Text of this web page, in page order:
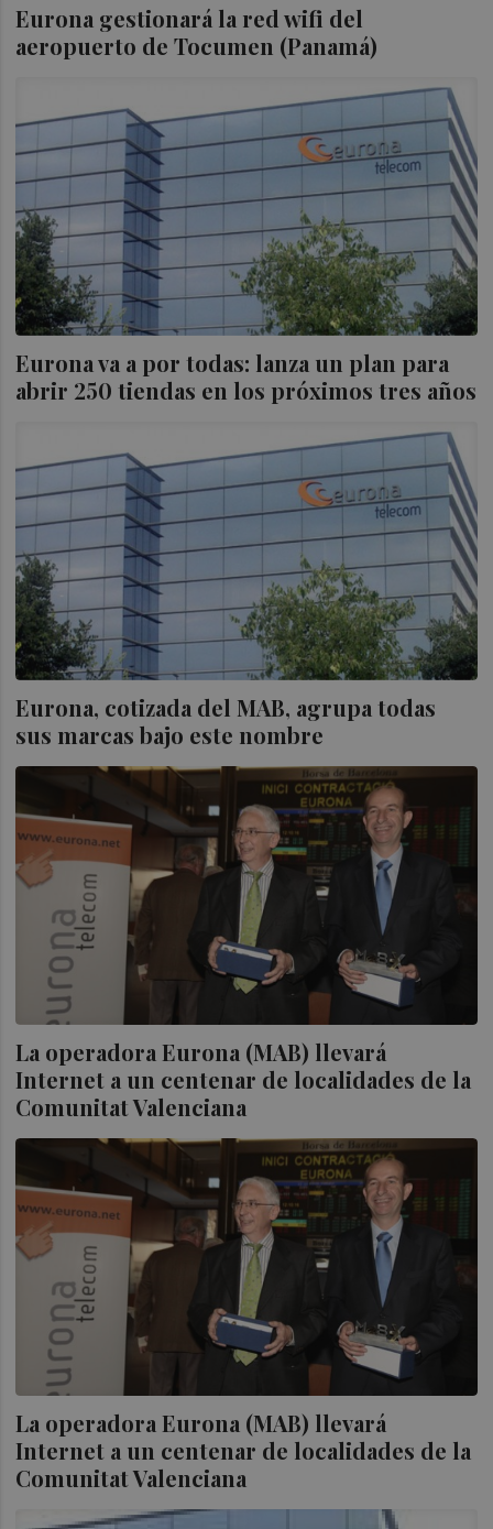
Eurona gestionará la red wifi del
aeropuerto de Tocumen (Panamá)
Eurona va a por todas: lanza un plan para
abrir 250 tiendas en los próximos tres años
Eurona, cotizada del MAB, agrupa todas
sus marcas bajo este nombre
La operadora Eurona (MAB) llevará
Internet a un centenar de localidades de la
Comunitat Valenciana
La operadora Eurona (MAB) llevará
Internet a un centenar de localidades de la
Comunitat Valenciana